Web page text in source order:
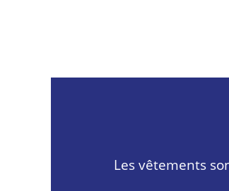
Les vêtements